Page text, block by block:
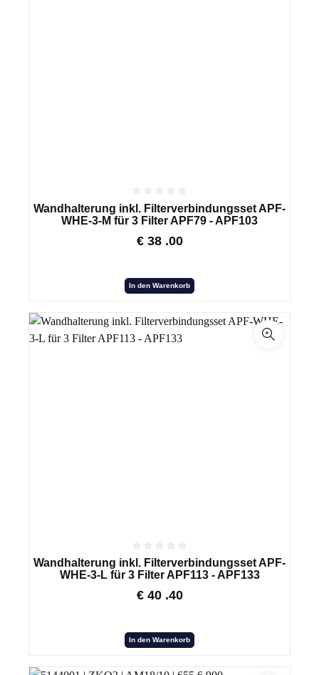
Wandhalterung inkl. Filterverbindungsset APF-
WHE-3-M für 3 Filter APF79 - APF103
€ 38 .00
In den Warenkorb
Wandhalterung inkl. Filterverbindungsset APF-
WHE-3-L für 3 Filter APF113 - APF133
€ 40 .40
In den Warenkorb